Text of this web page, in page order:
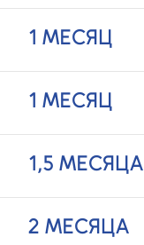
1 МЕСЯЦ
1 МЕСЯЦ
1,5 МЕСЯЦА
2 МЕСЯЦА